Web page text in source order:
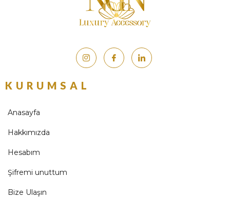
KURUMSAL
Anasayfa
Hakkımızda
Hesabım
Şifremi unuttum
Bize Ulaşın